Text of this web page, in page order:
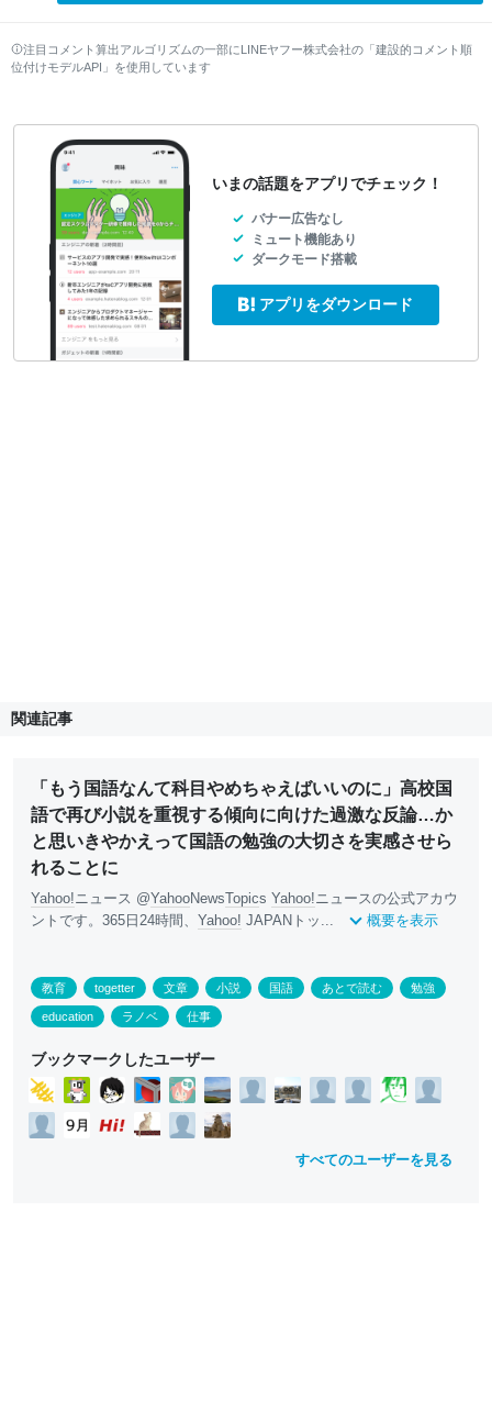
注目コメント算出アルゴリズムの一部にLINEヤフー株式会社の「建設的コメント順
位付けモデルAPI」を使用しています
いまの話題をアプリでチェック！
バナー広告なし
ミュート機能あり
ダークモード搭載
アプリをダウンロード
関連記事
「もう国語なんて科目やめちゃえばいいのに」高校国
語で再び小説を重視する傾向に向けた過激な反論…か
と思いきやかえって国語の勉強の大切さを実感させら
れることに
Yahoo!ニュース @YahooNewsTopics Yahoo!ニュースの公式アカウ
ントです。365日24時間、 Yahoo! JAPANトッ... 概要を表示
教育 togetter 文章 小説 国語 あとで読む 勉強
education ラノベ 仕事
ブックマークしたユーザー
すべてのユーザーを見る